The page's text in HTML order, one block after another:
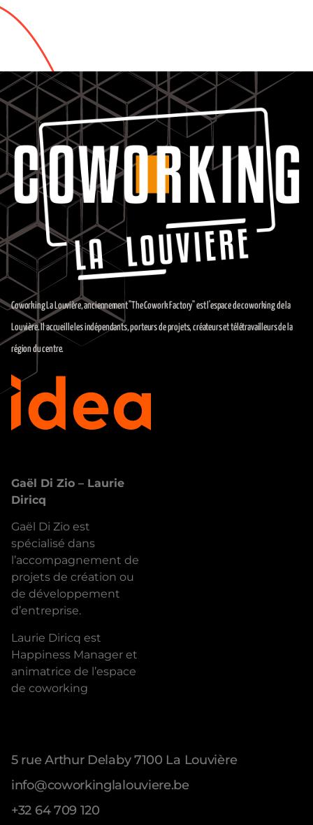
Coworking La Louvière, anciennement "The Cowork Factory" est l'espace de coworking de la
Louvière. Il accueille les indépendants, porteurs de projets, créateurs et télétravailleurs de la
région du centre.
Gaël Di Zio – Laurie
Diricq
Gaël Di Zio est
spécialisé dans
l’accompagnement de
projets de création ou
de développement
d’entreprise.
Laurie Diricq est
Happiness Manager et
animatrice de l’espace
de coworking
5 rue Arthur Delaby 7100 La Louvière
info@coworkinglalouviere.be
+32 64 709 120